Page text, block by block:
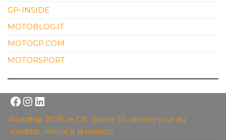
GP-INSIDE
MOTOBLOG.IT
MOTOGP.COM
MOTORSPORT
Facebook
Instagram
LinkedIn
Roadtrip 2025, le CR : partie 10, dernier jour du
roadtrip, retour à la maison